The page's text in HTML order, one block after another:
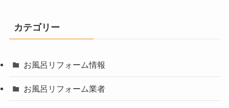
カテゴリー
お風呂リフォーム情報
お風呂リフォーム業者